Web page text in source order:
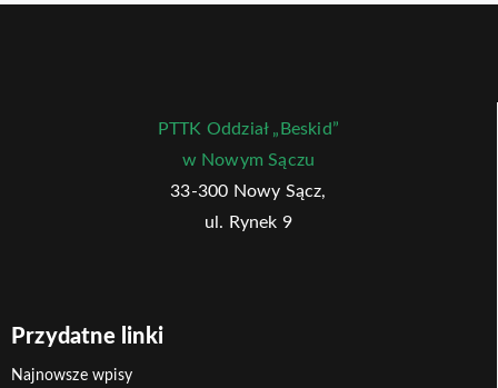
PTTK Oddział „Beskid”
w Nowym Sączu
33-300 Nowy Sącz,
ul. Rynek 9
Przydatne linki
Najnowsze wpisy